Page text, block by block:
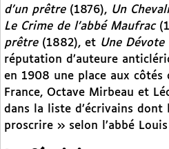
d’un prêtre(1876), Un
Le Crime de l’abbé Maufrac
prêtre(1882), et Une
réputation d’auteure
en 1908 une place aux côtés
France, Octave Mirbeau et
dans la liste d’écrivains
proscrire » selon l’abbé